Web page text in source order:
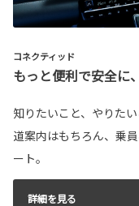
コネクティッド
もっと便利で安全に
知りたいこと、やりた
道案内はもちろん、乗
ート。
詳細を見る